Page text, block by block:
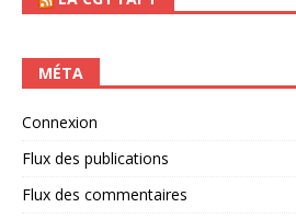
MÉTA
Connexion
Flux des publications
Flux des commentaires